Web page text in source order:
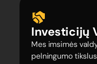
Investicijų
Mes imsimės
pelningumo